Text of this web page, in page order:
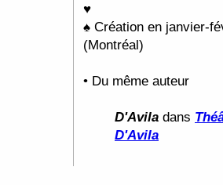
♥
♠ Création en janvier-
(Montréal)
• Du même auteur
D'Avila dans
D'Avila